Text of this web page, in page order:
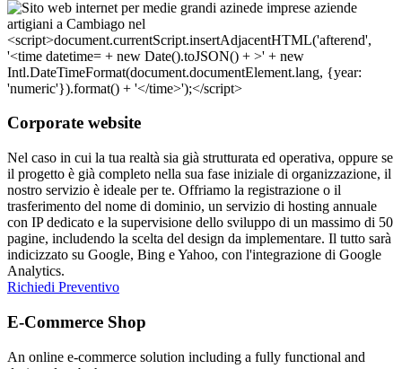
Corporate website
Nel caso in cui la tua realtà sia già strutturata ed operativa, oppure se
il progetto è già completo nella sua fase iniziale di organizzazione, il
nostro servizio è ideale per te. Offriamo la registrazione o il
trasferimento del nome di dominio, un servizio di hosting annuale
con IP dedicato e la supervisione dello sviluppo di un massimo di 50
pagine, includendo la scelta del design da implementare. Il tutto sarà
indicizzato su Google, Bing e Yahoo, con l'integrazione di Google
Analytics.
Richiedi Preventivo
E-Commerce Shop
An online e-commerce solution including a fully functional and